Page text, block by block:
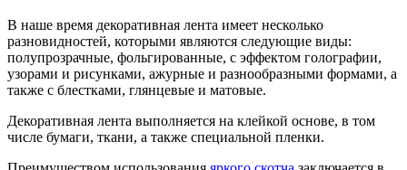
В наше время декоративная лента имеет несколько
разновидностей, которыми являются следующие виды:
полупрозрачные, фольгированные, с эффектом голографии,
узорами и рисунками, ажурные и разнообразными формами, а
также с блестками, глянцевые и матовые.
Декоративная лента выполняется на клейкой основе, в том
числе бумаги, ткани, а также специальной пленки.